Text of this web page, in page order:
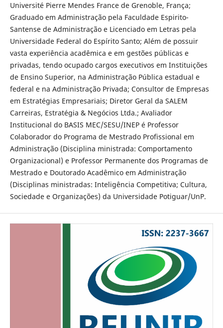
Université Pierre Mendes France de Grenoble, França;
Graduado em Administração pela Faculdade Espirito-
Santense de Administração e Licenciado em Letras pela
Universidade Federal do Espírito Santo; Além de possuir
vasta experiência acadêmica e em gestões públicas e
privadas, tendo ocupado cargos executivos em Instituições
de Ensino Superior, na Administração Pública estadual e
federal e na Administração Privada; Consultor de Empresas
em Estratégias Empresariais; Diretor Geral da SALEM
Carreiras, Estratégia & Negócios Ltda.; Avaliador
Institucional do BASIS MEC/SESU/INEP é Professor
Colaborador do Programa de Mestrado Profissional em
Administração (Disciplina ministrada: Comportamento
Organizacional) e Professor Permanente dos Programas de
Mestrado e Doutorado Acadêmico em Administração
(Disciplinas ministradas: Inteligência Competitiva; Cultura,
Sociedade e Organizações) da Universidade Potiguar/UnP.